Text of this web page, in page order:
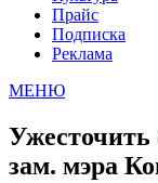
Прайс
Подписка
Реклама
МЕНЮ
зам. мэра